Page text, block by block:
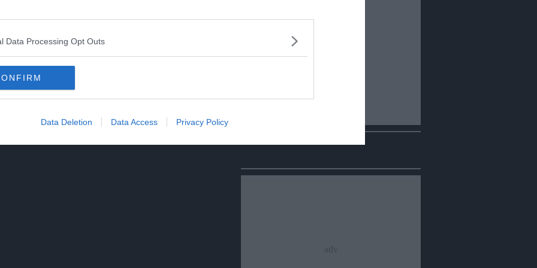
Data Processing Opt Outs
Data Deletion Data Access Privacy Policy
Vax